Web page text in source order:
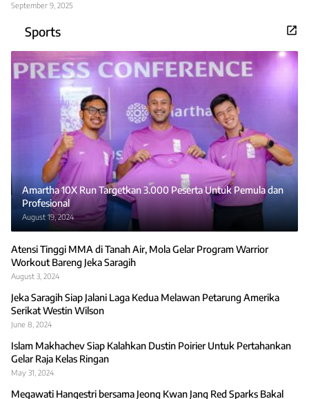
September 9, 2025
Sports
Amartha 10X Run Targetkan 3.000 Peserta Untuk Pemula dan
Profesional
August 19, 2024
Atensi Tinggi MMA di Tanah Air, Mola Gelar Program Warrior
Workout Bareng Jeka Saragih
August 3, 2024
Jeka Saragih Siap Jalani Laga Kedua Melawan Petarung Amerika
Serikat Westin Wilson
June 8, 2024
Islam Makhachev Siap Kalahkan Dustin Poirier Untuk Pertahankan
Gelar Raja Kelas Ringan
May 31, 2024
Megawati Hangestri bersama Jeong Kwan Jang Red Sparks Bakal